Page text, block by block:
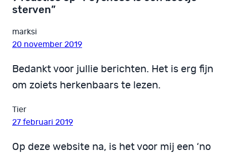
sterven”
marksi
20 november 2019
Bedankt voor jullie berichten. Het is erg fijn
om zoiets herkenbaars te lezen.
Tier
27 februari 2019
Op deze website na, is het voor mij een ‘no